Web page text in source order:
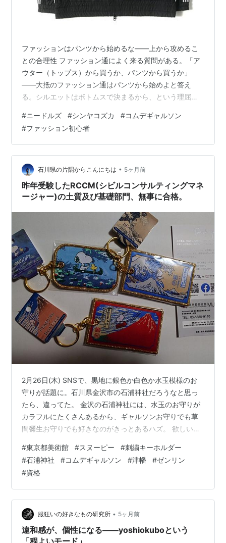
ファッションはパンツから始めるな——上から攻めるこ
との合理性 ファッション通によく来る質問がある。「ア
ウター（トップス）から買うか、パンツから買うか」
——大抵のファッション通はパンツから始めよと答え
る。シルエットはボトムスで決まるから、という理屈
礎ができている人間なら、確かにパンツの選択がコーデ
全体の完成度を左右する。 ただ、これからファッション
を楽しもうとする人間には、その答えは適切ではないと
思っている。上から攻めることを勧めたい。 なぜ初心者
はパンツから始めてはいけないのか ファッションを始め
て間もない人間が最初に買うアイテムは、大抵デザイ…
#ニードルズ #シンヤコズカ #コムデギャルソン
#ファッション初心者
石川県の片隅からこんにちは • 5ヶ月前
昨年受験したRCCM(シビルコンサルティングマネ
ージャー)の土質及び基礎部門、無事に合格。
2月26日(木) SNSで、黒地に銀色か白色か水玉模様のお
守りが話題に。石川県金沢市の石浦神社だろうなと思っ
たら、違ってた。 金沢の石浦神社には、水玉のお守りが
カラフルにたくさんあるから、ギャルソンお守りでも草
間彌生お守りでも好きなのがきっとあるハズ。 欲しい方
ど、同じ刺繍モノ。先日購入した東京都美術館のスヌー
ピー刺繍キーホルダー、届いたけど予想よりも大きくて
質も良い。 葛飾北斎の神奈川沖浪裏と凱風快晴、モネの
睡蓮。調子に乗って3種類買ってしまったけど、これなら
ゴッホも行っとけば良かった。 www.atnk0806.site w…
#東京都美術館 #スヌーピー #刺繍キーホルダー
#石浦神社 #コムデギャルソン #津幡 #ゼンリン
#資格
服狂いの好きなもの研究所 • 5ヶ月前
違和感が、個性になる——yoshiokuboという
「程よいモード」